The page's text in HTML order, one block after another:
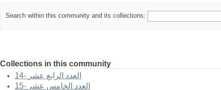
Search within this community and its collections:
Collections in this community
14- العدد الرابع عشر
15- العدد الخامس عشر